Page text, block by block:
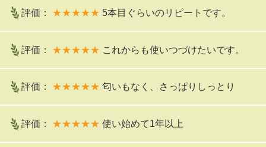
評価： ★★★★★ 5本目ぐらいのリピートです。
評価： ★★★★★ これからも使いつづけたいです。
評価： ★★★★★ 匂いもなく、さっぱりしっとり
評価： ★★★★★ 使い始めて1年以上